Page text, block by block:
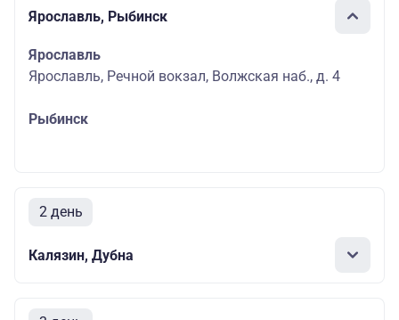
Ярославль, Рыбинск
Ярославль
Ярославль, Речной вокзал, Волжская наб., д. 4
Рыбинск
2 день
Калязин, Дубна